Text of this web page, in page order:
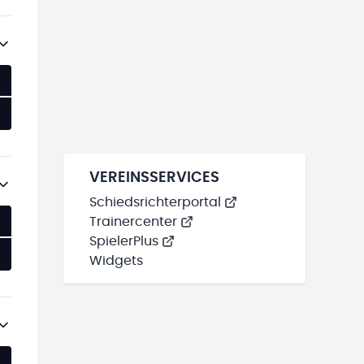
VEREINSSERVICES
Schiedsrichterportal
Trainercenter
SpielerPlus
Widgets